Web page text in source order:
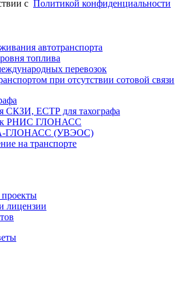
с Политикой конфиденциальности
автотранспорта
топлива
перевозок
при отсутствии сотовой связи
СКЗИ, ЕСТР для тахографа
к РНИС ГЛОНАСС
ГЛОНАСС (УВЭОС)
на транспорте
лицензии